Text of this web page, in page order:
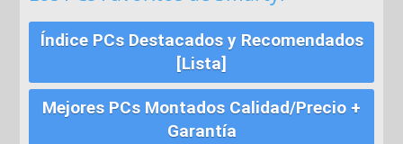
Índice PCs Destacados y Recomendados
[Lista]
Mejores PCs Montados Calidad/Precio +
Garantía